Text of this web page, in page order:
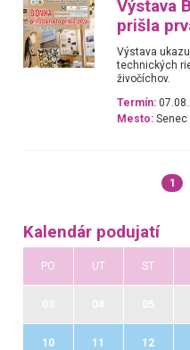
Výstava
prišla
Výstava
technických
živočíchov.
Termín:
Mesto: Senec
1
Kalendár podujatí
PO UT ST
10 11 12